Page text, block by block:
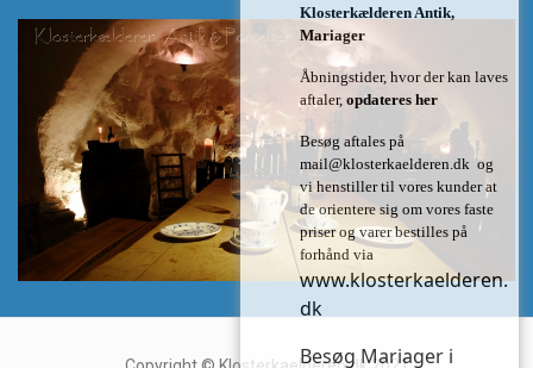
Klosterkælderen Antik,
Mariager
Åbningstider, hvor der kan laves
aftaler, opdateres her
Besøg aftales på
mail@klosterkaelderen.dk og
vi henstiller til vores kunder at
de orientere sig om vores faste
priser og varer bestilles på
forhånd via
www.klosterkaelderen.
dk
Besøg Mariager i